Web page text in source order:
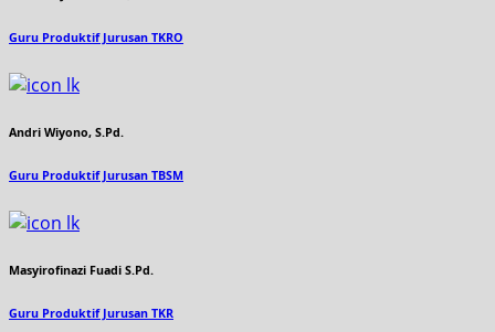
Guru Produktif Jurusan TKRO
Andri Wiyono, S.Pd.
Guru Produktif Jurusan TBSM
Masyirofinazi Fuadi S.Pd.
Guru Produktif Jurusan TKR